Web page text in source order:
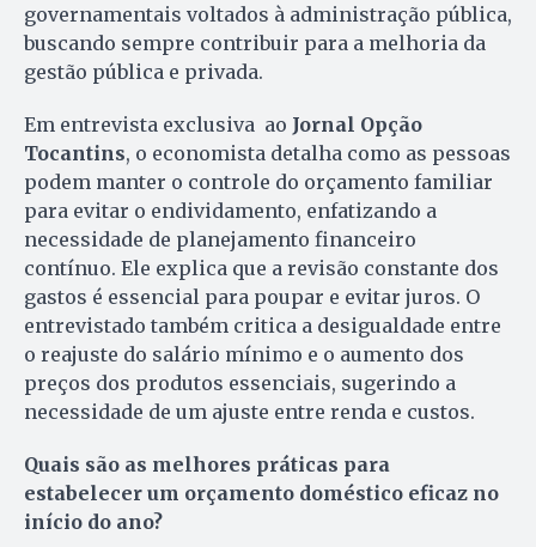
governamentais voltados à administração pública,
buscando sempre contribuir para a melhoria da
gestão pública e privada.
Em entrevista exclusiva ao Jornal Opção
Tocantins, o economista detalha como as pessoas
podem manter o controle do orçamento familiar
para evitar o endividamento, enfatizando a
necessidade de planejamento financeiro
contínuo. Ele explica que a revisão constante dos
gastos é essencial para poupar e evitar juros. O
entrevistado também critica a desigualdade entre
o reajuste do salário mínimo e o aumento dos
preços dos produtos essenciais, sugerindo a
necessidade de um ajuste entre renda e custos.
Quais são as melhores práticas para
estabelecer um orçamento doméstico eficaz no
início do ano?